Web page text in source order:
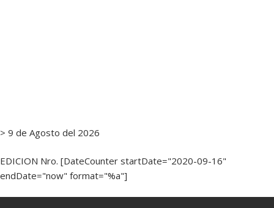
> 9 de Agosto del 2026
EDICION Nro. [DateCounter startDate="2020-09-16"
endDate="now" format="%a"]